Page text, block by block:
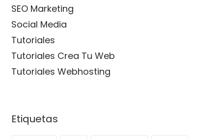
SEO Marketing
Social Media
Tutoriales
Tutoriales Crea Tu Web
Tutoriales Webhosting
Etiquetas